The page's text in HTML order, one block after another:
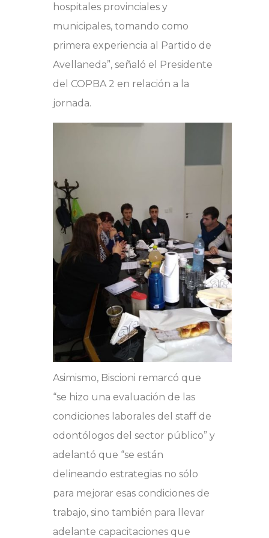
hospitales provinciales y
municipales, tomando como
primera experiencia al Partido de
Avellaneda”, señaló el Presidente
del COPBA 2 en relación a la
jornada.
Asimismo, Biscioni remarcó que
“se hizo una evaluación de las
condiciones laborales del staff de
odontólogos del sector público” y
adelantó que “se están
delineando estrategias no sólo
para mejorar esas condiciones de
trabajo, sino también para llevar
adelante capacitaciones que